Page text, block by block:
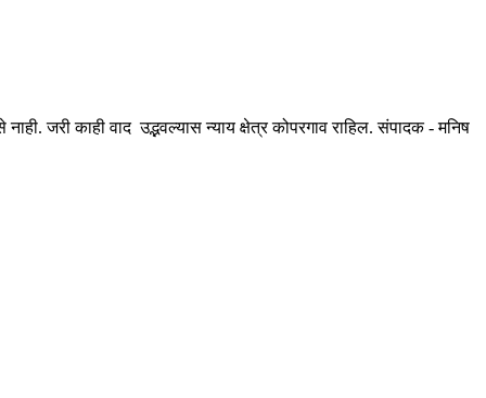
जरी काही वाद उद्भवल्यास न्याय क्षेत्र कोपरगाव राहिल. संपादक - मनिष